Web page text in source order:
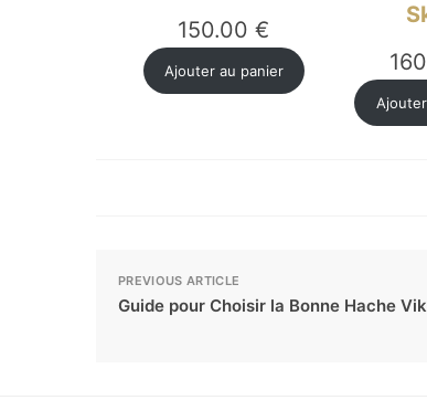
150.00€
Ajouter au panier
PREVIOUS ARTICLE
Guide pour Choisir la Bonne Hache